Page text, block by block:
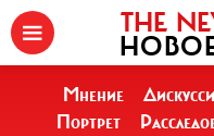
THE
Мнение
Портрет